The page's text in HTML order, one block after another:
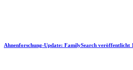
Ahnenforschung-Update: FamilySearch veröffentlicht